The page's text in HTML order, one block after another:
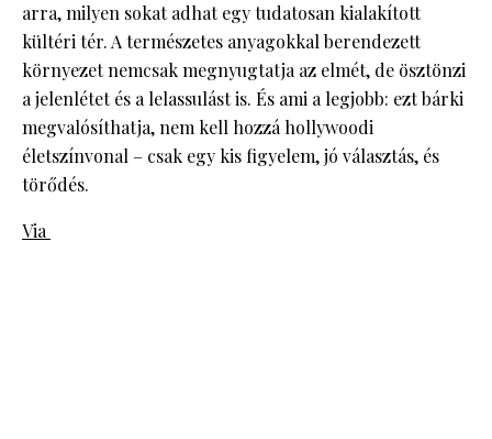
arra, milyen sokat adhat egy tudatosan kialakított
kültéri tér. A természetes anyagokkal berendezett
környezet nemcsak megnyugtatja az elmét, de ösztönzi
a jelenlétet és a lelassulást is. És ami a legjobb: ezt bárki
megvalósíthatja, nem kell hozzá hollywoodi
életszínvonal – csak egy kis figyelem, jó választás, és
törődés.
Via